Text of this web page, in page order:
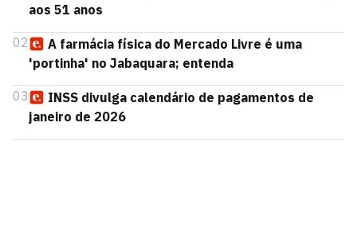
aos 51 anos
02
A farmácia física do Mercado Livre é uma
'portinha' no Jabaquara; entenda
03
INSS divulga calendário de pagamentos de
janeiro de 2026